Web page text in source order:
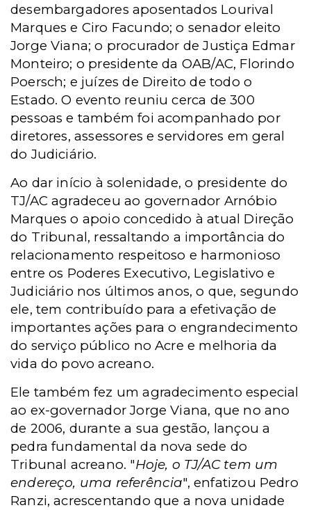
desembargadores aposentados Lourival
Marques e Ciro Facundo; o senador eleito
Jorge Viana; o procurador de Justiça Edmar
Monteiro; o presidente da OAB/AC, Florindo
Poersch; e juízes de Direito de todo o
Estado. O evento reuniu cerca de 300
pessoas e também foi acompanhado por
diretores, assessores e servidores em geral
do Judiciário.
Ao dar início à solenidade, o presidente do
TJ/AC agradeceu ao governador Arnóbio
Marques o apoio concedido à atual Direção
do Tribunal, ressaltando a importância do
relacionamento respeitoso e harmonioso
entre os Poderes Executivo, Legislativo e
Judiciário nos últimos anos, o que, segundo
ele, tem contribuído para a efetivação de
importantes ações para o engrandecimento
do serviço público no Acre e melhoria da
vida do povo acreano.
Ele também fez um agradecimento especial
ao ex-governador Jorge Viana, que no ano
de 2006, durante a sua gestão, lançou a
pedra fundamental da nova sede do
Tribunal acreano. "Hoje, o TJ/AC tem um
endereço, uma referência", enfatizou Pedro
Ranzi, acrescentando que a nova unidade